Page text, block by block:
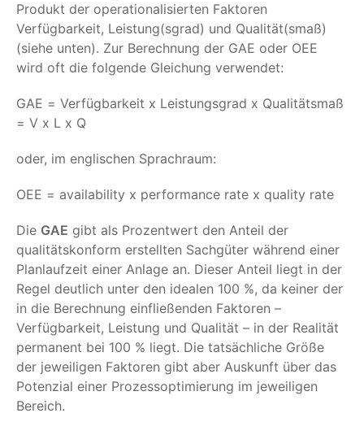
Produkt der operationalisierten Faktoren
Verfügbarkeit, Leistung(sgrad) und Qualität(smaß)
(siehe unten). Zur Berechnung der GAE oder OEE
wird oft die folgende Gleichung verwendet:
GAE = Verfügbarkeit x Leistungsgrad x Qualitätsmaß
= V x L x Q
oder, im englischen Sprachraum:
OEE = availability x performance rate x quality rate
Die GAE gibt als Prozentwert den Anteil der
qualitätskonform erstellten Sachgüter während einer
Planlaufzeit einer Anlage an. Dieser Anteil liegt in der
Regel deutlich unter den idealen 100 %, da keiner der
in die Berechnung einfließenden Faktoren –
Verfügbarkeit, Leistung und Qualität – in der Realität
permanent bei 100 % liegt. Die tatsächliche Größe
der jeweiligen Faktoren gibt aber Auskunft über das
Potenzial einer Prozessoptimierung im jeweiligen
Bereich.